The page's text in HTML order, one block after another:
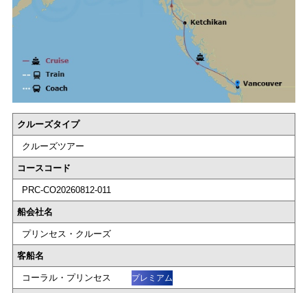
クルーズタイプ
クルーズツアー
コースコード
PRC-CO20260812-011
船会社名
プリンセス・クルーズ
客船名
コーラル・プリンセス プレミアム